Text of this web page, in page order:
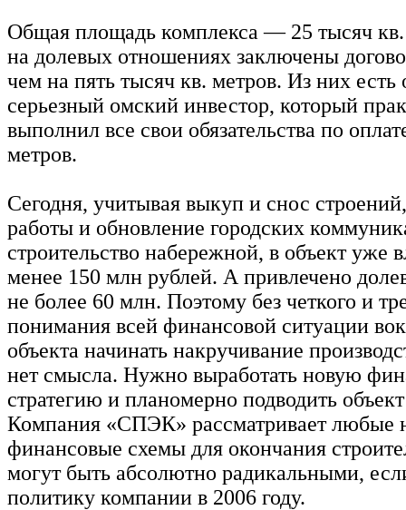
Общая площадь комплекса — 25 тысяч кв.
на долевых отношениях заключены
чем на пять тысяч кв. метров. Из них есть
серьезный омский инвестор, который
выполнил все свои обязательства по
метров.
Сегодня, учитывая выкуп и снос
работы и обновление городских
строительство набережной, в объект уже
менее 150 млн рублей. А привлечено
не более 60 млн. Поэтому без четкого и
понимания всей финансовой ситуации
объекта начинать накручивание
нет смысла. Нужно выработать новую
стратегию и планомерно подводить
Компания «СПЭК» рассматривает любые
финансовые схемы для окончания
могут быть абсолютно радикальными,
политику компании в 2006 году.